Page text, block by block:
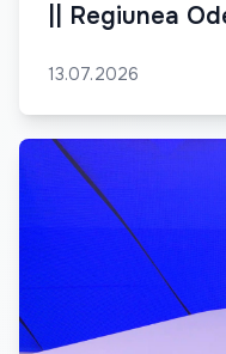
|| Regiunea
13.07.2026